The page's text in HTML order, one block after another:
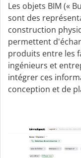
Les objets BIM («
sont des
construction
permettent
produits entre les
ingénieurs et
intégrer ces
conception et de